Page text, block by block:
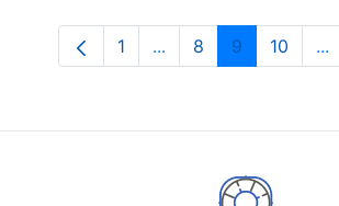
Page
1 ...Intermediate Pages
Page
8 Page
9 Page
10 ...